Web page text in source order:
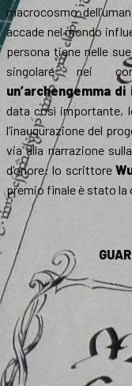
macrocosmo
accade nel mondo
persona tiene nelle
singolare nei
un’archengemma
data così importante,
l’inaugurazione del
via alla narrazione
d’onore: lo scrittore
premio finale è stato la